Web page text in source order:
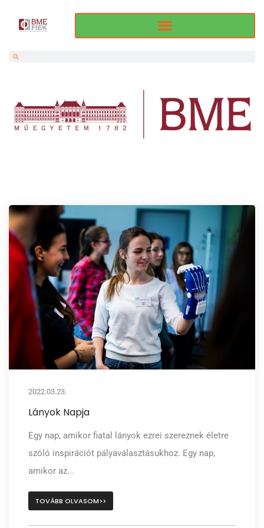
2022.03.23.
Lányok Napja
Egy nap, amikor fiatal lányok ezrei szereznek életre
szóló inspirációt pályaválasztásukhoz. Egy nap,
amikor az...
TOVÁBB OLVASOM>>